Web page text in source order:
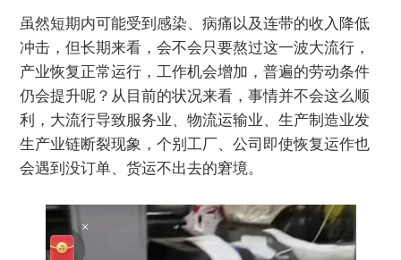
虽然短期内可能受到感染、病痛以及连带的收入降低
冲击，但长期来看，会不会只要熬过这一波大流行，
产业恢复正常运行，工作机会增加，普遍的劳动条件
仍会提升呢？从目前的状况来看，事情并不会这么顺
利，大流行导致服务业、物流运输业、生产制造业发
生产业链断裂现象，个别工厂、公司即使恢复运作也
会遇到没订单、货运不出去的窘境。